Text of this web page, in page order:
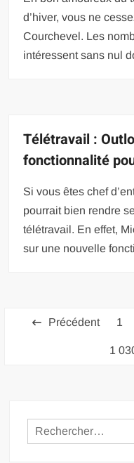
d’hiver, vous ne
Courchevel. Les
intéressent sans nul
Télétravail :
fonctionnalité
Si vous êtes chef
pourrait bien rendre
télétravail. En effet,
sur une nouvelle
Pagination
publications
Précédent 1
1